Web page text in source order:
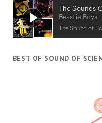
BEST OF SOUND OF